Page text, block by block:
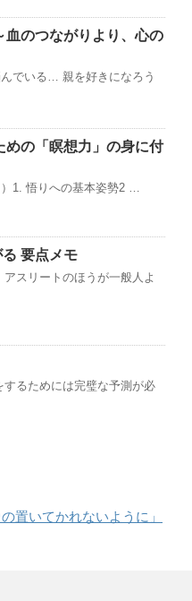
血のつながりより、心の
でいる… 親を好きになろう
めの「瞑想力」の身に付
1. 悟りへの基本姿勢2 …
要点メモ
スリートのほうが一般人よ
るためには完璧な予測が必
置いてかれないように」